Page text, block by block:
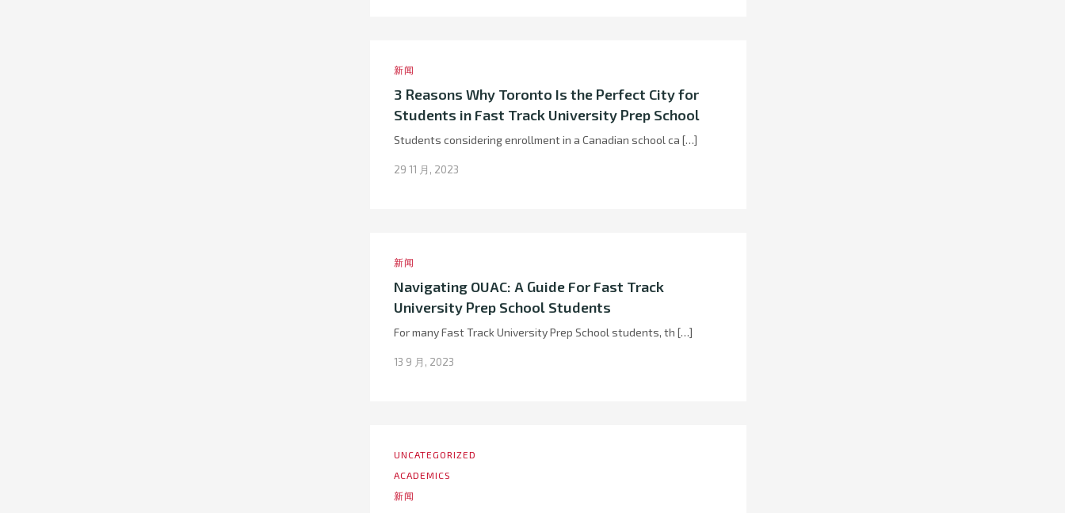
新闻
3 Reasons Why Toronto Is the Perfect City for
Students in Fast Track University Prep School
Students considering enrollment in a Canadian school ca […]
29 11 月, 2023
新闻
Navigating OUAC: A Guide For Fast Track
University Prep School Students
For many Fast Track University Prep School students, th […]
13 9 月, 2023
UNCATEGORIZED
ACADEMICS
新闻